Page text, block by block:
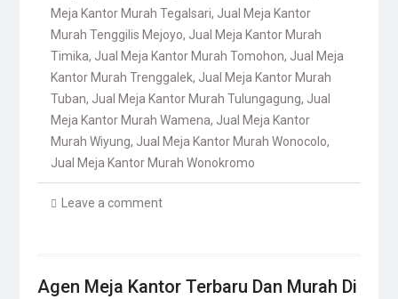
Meja Kantor Murah Tegalsari, Jual Meja Kantor
Murah Tenggilis Mejoyo, Jual Meja Kantor Murah
Timika, Jual Meja Kantor Murah Tomohon, Jual Meja
Kantor Murah Trenggalek, Jual Meja Kantor Murah
Tuban, Jual Meja Kantor Murah Tulungagung, Jual
Meja Kantor Murah Wamena, Jual Meja Kantor
Murah Wiyung, Jual Meja Kantor Murah Wonocolo,
Jual Meja Kantor Murah Wonokromo
Leave a comment
Agen Meja Kantor Terbaru Dan Murah Di